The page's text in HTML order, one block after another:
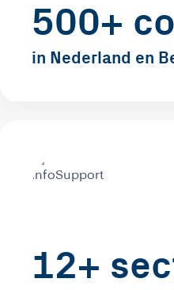
500+
in Nederland en
12+